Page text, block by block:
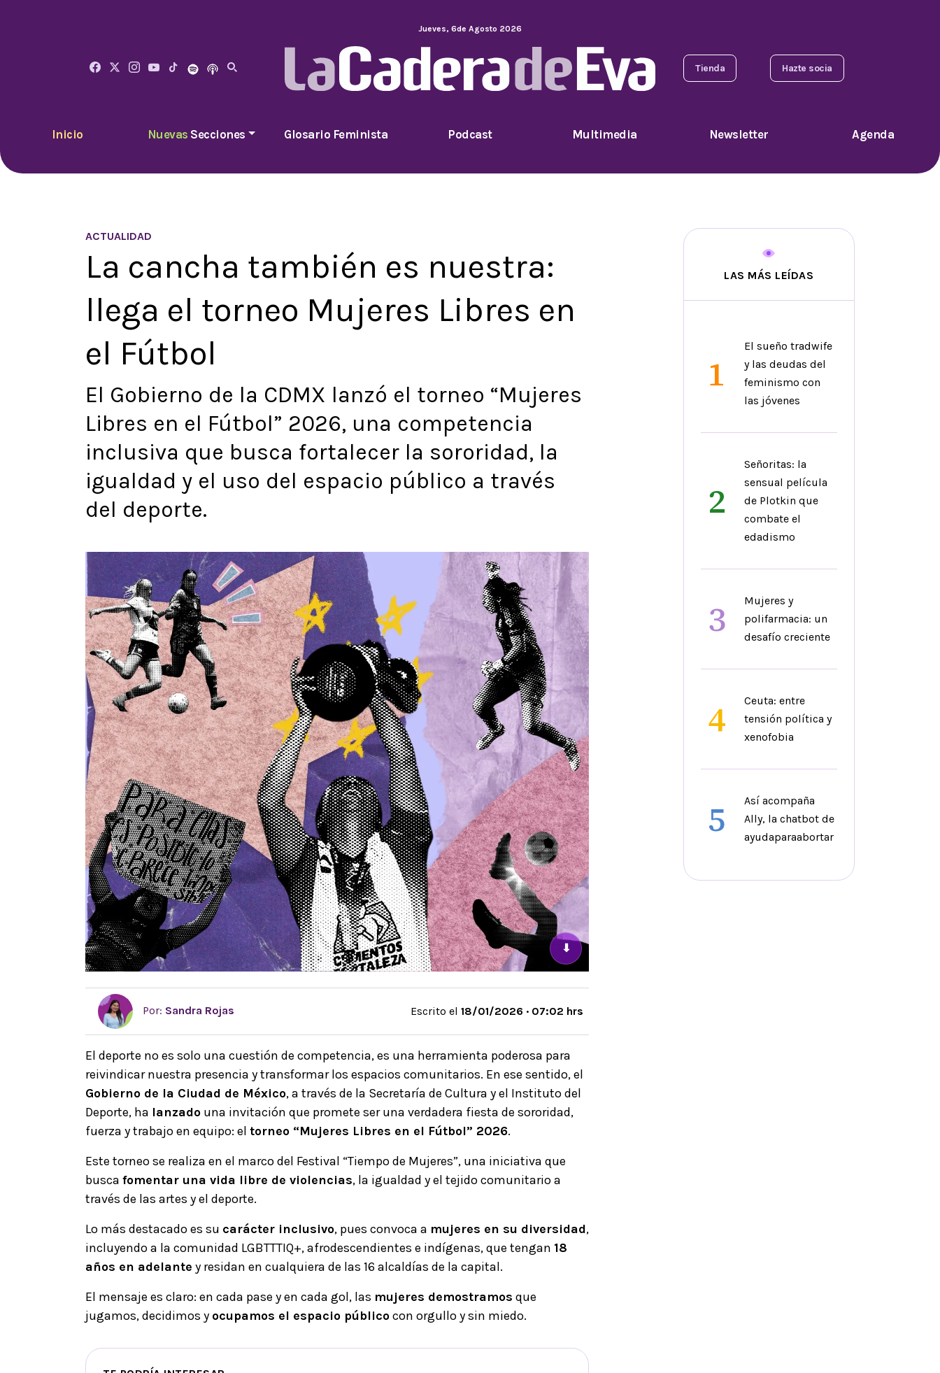
Jueves, 6de Agosto 2026
Tienda Hazte socia
Inicio Nuevas Secciones Glosario Feminista Podcast Multimedia Newsletter Agenda
ACTUALIDAD
La cancha también es nuestra:
llega el torneo Mujeres Libres en
el Fútbol
El Gobierno de la CDMX lanzó el torneo “Mujeres
Libres en el Fútbol” 2026, una competencia
inclusiva que busca fortalecer la sororidad, la
igualdad y el uso del espacio público a través
del deporte.
⬇
Por: Sandra Rojas Escrito el 18/01/2026 · 07:02 hrs
El deporte no es solo una cuestión de competencia, es una herramienta poderosa para
reivindicar nuestra presencia y transformar los espacios comunitarios. En ese sentido, el
Gobierno de la Ciudad de México, a través de la Secretaría de Cultura y el Instituto del
Deporte, ha lanzado una invitación que promete ser una verdadera fiesta de sororidad,
fuerza y trabajo en equipo: el torneo “Mujeres Libres en el Fútbol” 2026.
Este torneo se realiza en el marco del Festival “Tiempo de Mujeres”, una iniciativa que
busca fomentar una vida libre de violencias, la igualdad y el tejido comunitario a
través de las artes y el deporte.
Lo más destacado es su carácter inclusivo, pues convoca a mujeres en su diversidad,
incluyendo a la comunidad LGBTTTIQ+, afrodescendientes e indígenas, que tengan 18
años en adelante y residan en cualquiera de las 16 alcaldías de la capital.
El mensaje es claro: en cada pase y en cada gol, las mujeres demostramos que
jugamos, decidimos y ocupamos el espacio públicocon orgullo y sin miedo.
LAS MÁS LEÍDAS
1
El sueño tradwife
y las deudas del
feminismo con
las jóvenes
2
Señoritas: la
sensual película
de Plotkin que
combate el
edadismo
3
Mujeres y
polifarmacia: un
desafío creciente
4
Ceuta: entre
tensión política y
xenofobia
5
Así acompaña
Ally, la chatbot de
ayudaparaabortar